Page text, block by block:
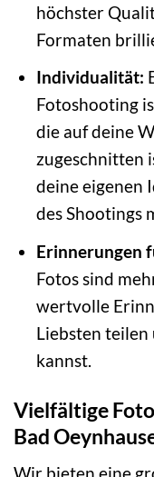
höchster
Formaten
Individualität:
Fotoshooting
die auf deine
zugeschnitten
deine eigenen
des Shootings
Erinnerungen
Fotos sind
wertvolle
Liebsten
kannst.
Vielfältige
Bad